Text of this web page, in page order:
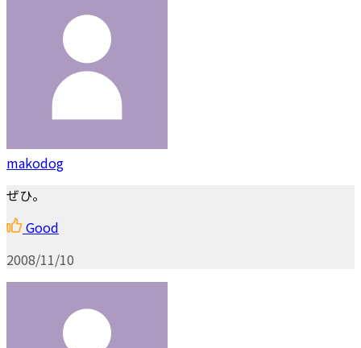
makodog
ぜひ。
Good
2008/11/10